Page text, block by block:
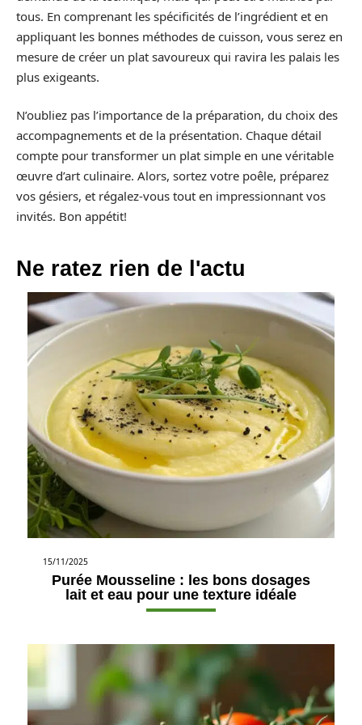
tous. En comprenant les spécificités de l’ingrédient et en
appliquant les bonnes méthodes de cuisson, vous serez en
mesure de créer un plat savoureux qui ravira les palais les
plus exigeants.
N’oubliez pas l’importance de la préparation, du choix des
accompagnements et de la présentation. Chaque détail
compte pour transformer un plat simple en une véritable
œuvre d’art culinaire. Alors, sortez votre poêle, préparez
vos gésiers, et régalez-vous tout en impressionnant vos
invités. Bon appétit!
Ne ratez rien de l'actu
15/11/2025
Purée Mousseline : les bons dosages
lait et eau pour une texture idéale